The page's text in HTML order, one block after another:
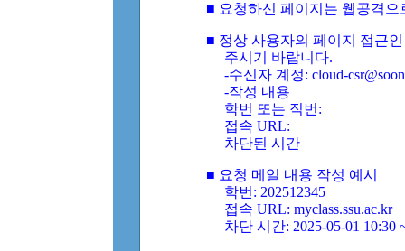
■ 요청하신 페이지는 웹공격
■ 정상 사용자의 페이지 접근
주시기 바랍니다.
-수신자 계정: cloud-
-작성 내용
학번 또는 직번:
접속 URL:
차단된 시간
■ 요청 메일 내용 작성 예시
학번: 202512345
접속 URL: myclass.ssu.ac.kr
차단 시간: 2025-05-01 10:30